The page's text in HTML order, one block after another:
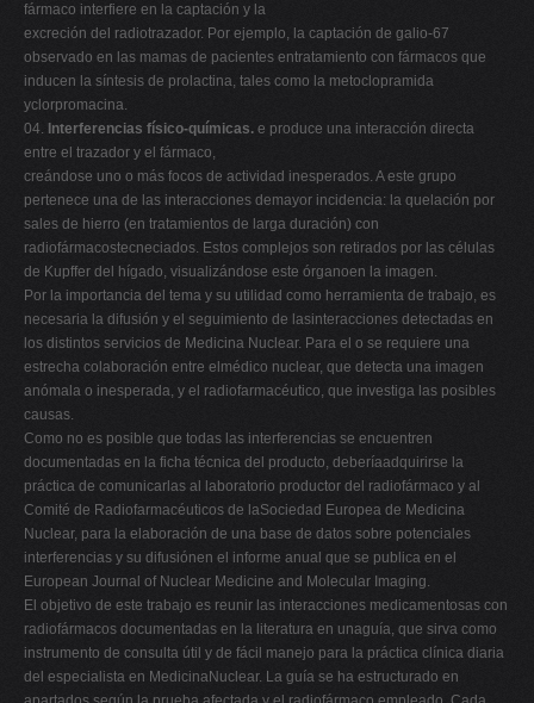
fármaco interfiere en la captación y la
excreción del radiotrazador. Por ejemplo, la captación de galio-67
observado en las mamas de pacientes entratamiento con fármacos que
inducen la síntesis de prolactina, tales como la metoclopramida
yclorpromacina.
04. Interferencias físico-químicas. e produce una interacción directa
entre el trazador y el fármaco,
creándose uno o más focos de actividad inesperados. A este grupo
pertenece una de las interacciones demayor incidencia: la quelación por
sales de hierro (en tratamientos de larga duración) con
radiofármacostecneciados. Estos complejos son retirados por las células
de Kupffer del hígado, visualizándose este órganoen la imagen.
Por la importancia del tema y su utilidad como herramienta de trabajo, es
necesaria la difusión y el seguimiento de lasinteracciones detectadas en
los distintos servicios de Medicina Nuclear. Para el o se requiere una
estrecha colaboración entre elmédico nuclear, que detecta una imagen
anómala o inesperada, y el radiofarmacéutico, que investiga las posibles
causas.
Como no es posible que todas las interferencias se encuentren
documentadas en la ficha técnica del producto, deberíaadquirirse la
práctica de comunicarlas al laboratorio productor del radiofármaco y al
Comité de Radiofarmacéuticos de laSociedad Europea de Medicina
Nuclear, para la elaboración de una base de datos sobre potenciales
interferencias y su difusiónen el informe anual que se publica en el
European Journal of Nuclear Medicine and Molecular Imaging.
El objetivo de este trabajo es reunir las interacciones medicamentosas con
radiofármacos documentadas en la literatura en unaguía, que sirva como
instrumento de consulta útil y de fácil manejo para la práctica clínica diaria
del especialista en MedicinaNuclear. La guía se ha estructurado en